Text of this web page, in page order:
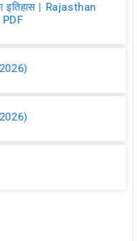
इतिहास | Rajasthan